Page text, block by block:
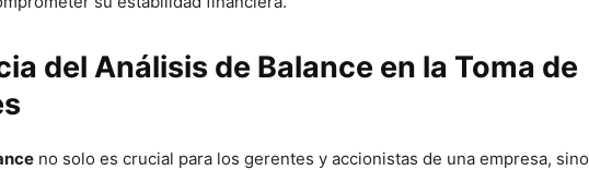
del Análisis de Balance en la Toma de
no solo es crucial para los gerentes y accionistas de una empresa, sino